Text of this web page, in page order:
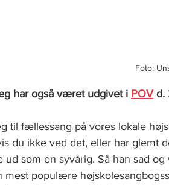
Foto:
har også været udgivet i POV d.
til fællessang på vores lokale
du ikke ved det, eller har glemt
ud som en syvårig. Så han sad
mest populære